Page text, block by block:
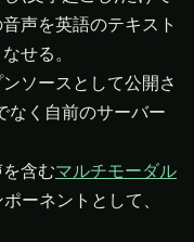
声を英語のテキスト
せる。
ソースとして公開さ
く自前のサーバー
含むマルチモーダル
ーネントとして、